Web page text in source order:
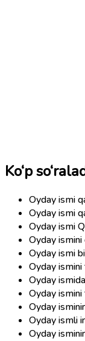
Ko‘p
Oyday ismi
Oyday ismi
Oyday ismi
Oyday ismini
Oyday ismi
Oyday ismini
Oyday
Oyday
Oyday
Oyday ismli
Oyday